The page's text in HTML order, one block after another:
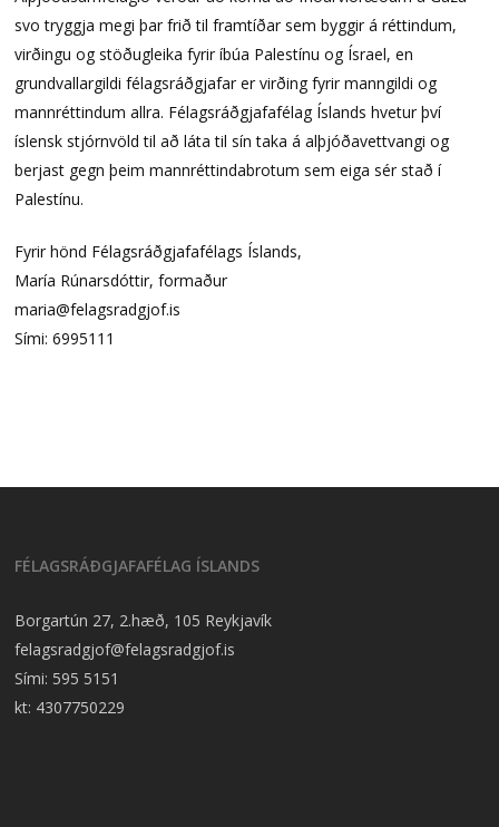
svo tryggja megi þar frið til framtíðar sem byggir á réttindum,
virðingu og stöðugleika fyrir íbúa Palestínu og Ísrael, en
grundvallargildi félagsráðgjafar er virðing fyrir manngildi og
mannréttindum allra. Félagsráðgjafafélag Íslands hvetur því
íslensk stjórnvöld til að láta til sín taka á alþjóðavettvangi og
berjast gegn þeim mannréttindabrotum sem eiga sér stað í
Palestínu.
Fyrir hönd Félagsráðgjafafélags Íslands,
María Rúnarsdóttir, formaður
maria@felagsradgjof.is
Sími: 6995111
FÉLAGSRÁÐGJAFAFÉLAG ÍSLANDS
Borgartún 27, 2.hæð, 105 Reykjavík
felagsradgjof@felagsradgjof.is
Sími: 595 5151
kt: 4307750229